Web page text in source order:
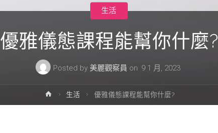
優雅儀態課程能幫你什麼?
Posted by 美麗觀察員 on 9 1 月, 2023
生活
Home生活 優雅儀態課程能幫你什麼?